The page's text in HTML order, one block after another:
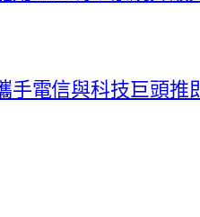
手電信與科技巨頭